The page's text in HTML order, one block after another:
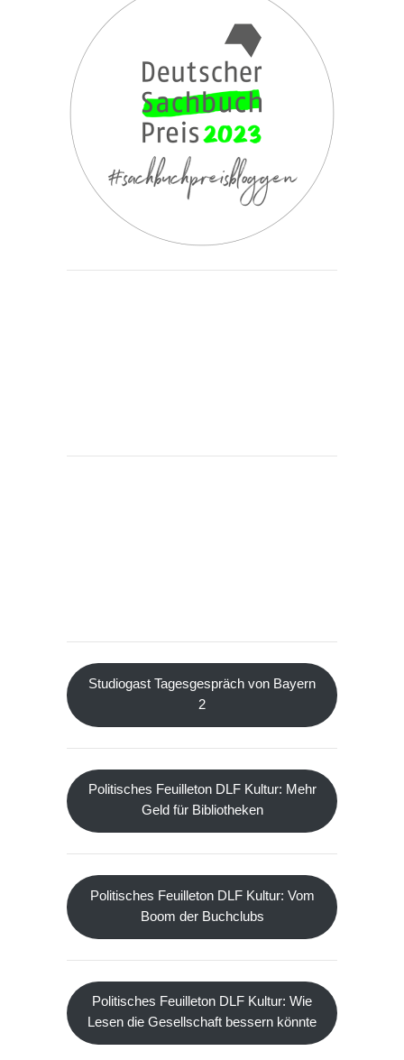
Studiogast Tagesgespräch von Bayern
2
Politisches Feuilleton DLF Kultur: Mehr
Geld für Bibliotheken
Politisches Feuilleton DLF Kultur: Vom
Boom der Buchclubs
Politisches Feuilleton DLF Kultur: Wie
Lesen die Gesellschaft bessern könnte